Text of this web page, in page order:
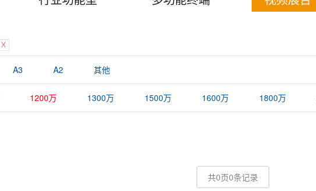
A3 A2 其他
1200万 1300万 1500万 1600万 1800万
共0页0条记录